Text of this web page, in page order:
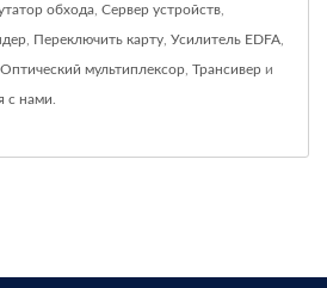
обхода Сервер устройств
Переключить карту Усилитель EDFA
Оптический мультиплексор Трансивер и
с нами